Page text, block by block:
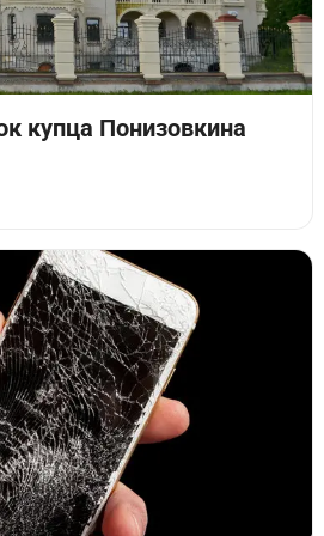
купца Понизовкина